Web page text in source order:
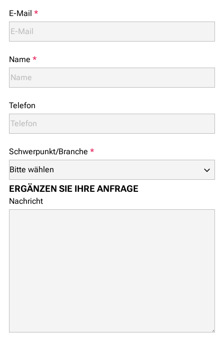
E-Mail *
Name *
Telefon
Schwerpunkt/Branche *
ERGÄNZEN SIE IHRE ANFRAGE
Nachricht